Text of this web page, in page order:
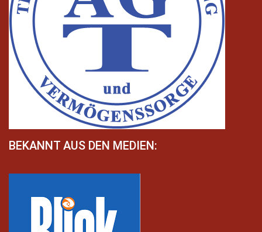
BEKANNT AUS DEN MEDIEN: